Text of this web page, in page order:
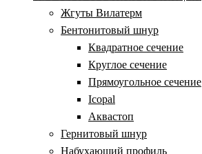
Жгуты Вилатерм
Бентонитовый шнур
Квадратное сечение
Круглое сечение
Прямоугольное сечение
Icopal
Аквастоп
Гернитовый шнур
Набухающий профиль